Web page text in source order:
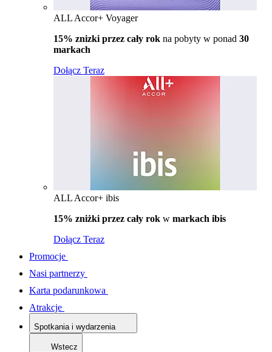
ALL Accor+ Voyager
15% znizki przez cały rok na pobyty w ponad 30
markach
Dołącz Teraz
ALL Accor+ ibis
15% zniżki przez cały rok w markach ibis
Dołącz Teraz
Promocje
Nasi partnerzy
Karta podarunkowa
Atrakcje
Spotkania i wydarzenia
Wstecz